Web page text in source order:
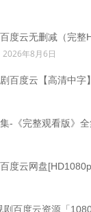
百度云无删减（完
2026年8月6日
剧百度云【高清中字
集-《完整观看版》
百度云网盘
剧百度云资源「